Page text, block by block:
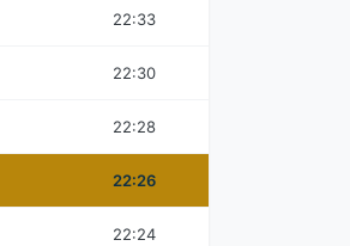
22:33
22:30
22:28
22:26
22:24